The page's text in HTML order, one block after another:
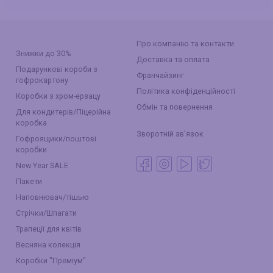
Знижки до 30%
Подарункові короби з
гофрокартону
Коробки з хром-ерзацу
Для кондитерів/Піцерійна
коробка
Гофроящики/поштові
коробки
New Year SALE
Пакети
Наповнювач/тішью
Стрічки/Шпагати
Трапеції для квітів
Весняна колекція
Коробки "Преміум"
Про компанію та контакти
Доставка та оплата
Франчайзинг
Політика конфіденційності
Обмін та повернення
Зворотній зв'язок